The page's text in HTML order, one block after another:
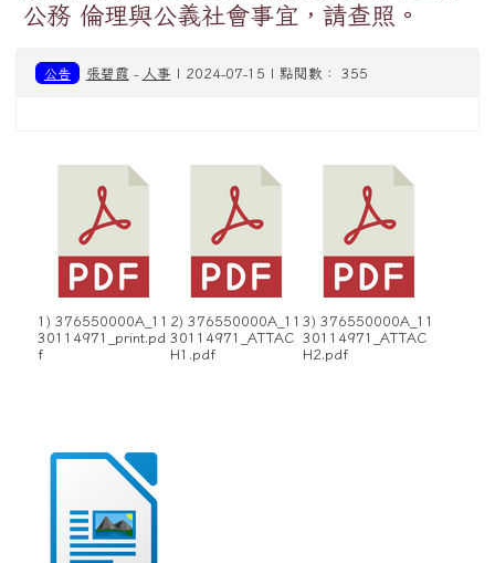
公務 倫理與公義社會事宜，請查照。
公告 張碧霞 - 人事 | 2024-07-15 | 點閱數： 355
1) 376550000A_11
30114971_print.pd
f
2) 376550000A_11
30114971_ATTAC
H1.pdf
3) 376550000A_11
30114971_ATTAC
H2.pdf